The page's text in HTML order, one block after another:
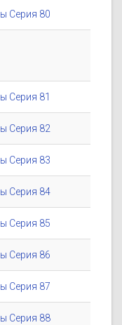
Серия 80
Серия 81
Серия 82
Серия 83
Серия 84
Серия 85
Серия 86
Серия 87
Серия 88